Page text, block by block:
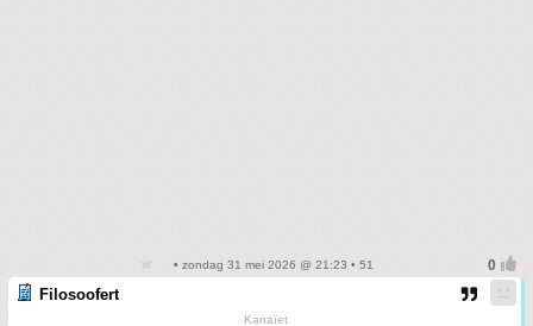
• zondag 31 mei 2026 @ 21:23 • 51
Filosoofert
Kanaïet